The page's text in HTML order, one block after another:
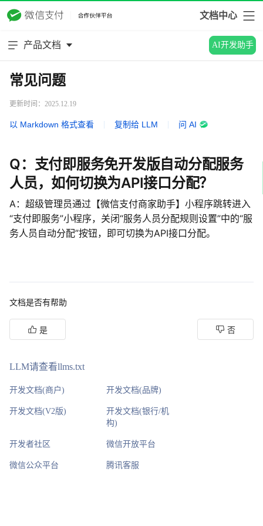
文档中心
产品文档 AI开发助手
常见问题
更新时间：2025.12.19
以 Markdown 格式查看 复制给 LLM 问 AI
Q：支付即服务免开发版自动分配服务
人员，如何切换为API接口分配？
A：超级管理员通过【微信支付商家助手】小程序跳转进入
“支付即服务”小程序，关闭“服务人员分配规则设置”中的“服
务人员自动分配”按钮，即可切换为API接口分配。
文档是否有帮助
是 否
LLM请查看llms.txt
开发文档(商户) 开发文档(品牌)
开发文档(V2版)
开发文档(银行/机
构)
开发者社区 微信开放平台
微信公众平台 腾讯客服